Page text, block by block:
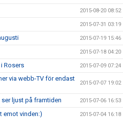
2015-08-20 08:52
2015-07-31 03:19
2015-07-19 15:46
2015-07-18 04:20
Rosers 2015-07-09 07:24
via webb-TV för endast
2015-07-07 19:02
ser ljust på framtiden 2015-07-06 16:53
emot vinden:) 2015-07-04 16:18